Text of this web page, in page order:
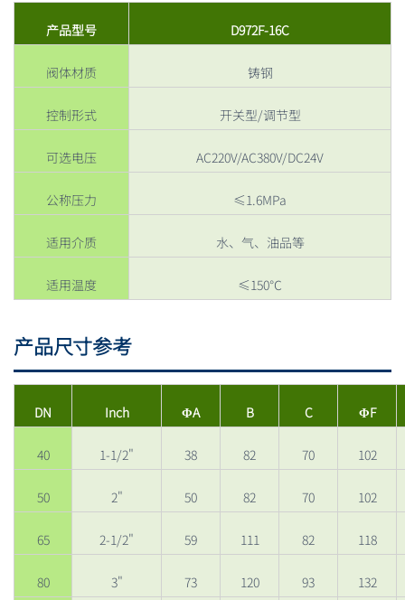
产品型号 D972F-16C
阀体材质 铸钢
控制形式 开关型/调节型
可选电压 AC220V/AC380V/DC24V
公称压力 ≤1.6MPa
适用介质 水、气、油品等
适用温度 ≤150℃
产品尺寸参考
DN Inch ΦA B C ΦF
40 1-1/2" 38 82 70 102
50 2" 50 82 70 102
65 2-1/2" 59 111 82 118
80 3" 73 120 93 132